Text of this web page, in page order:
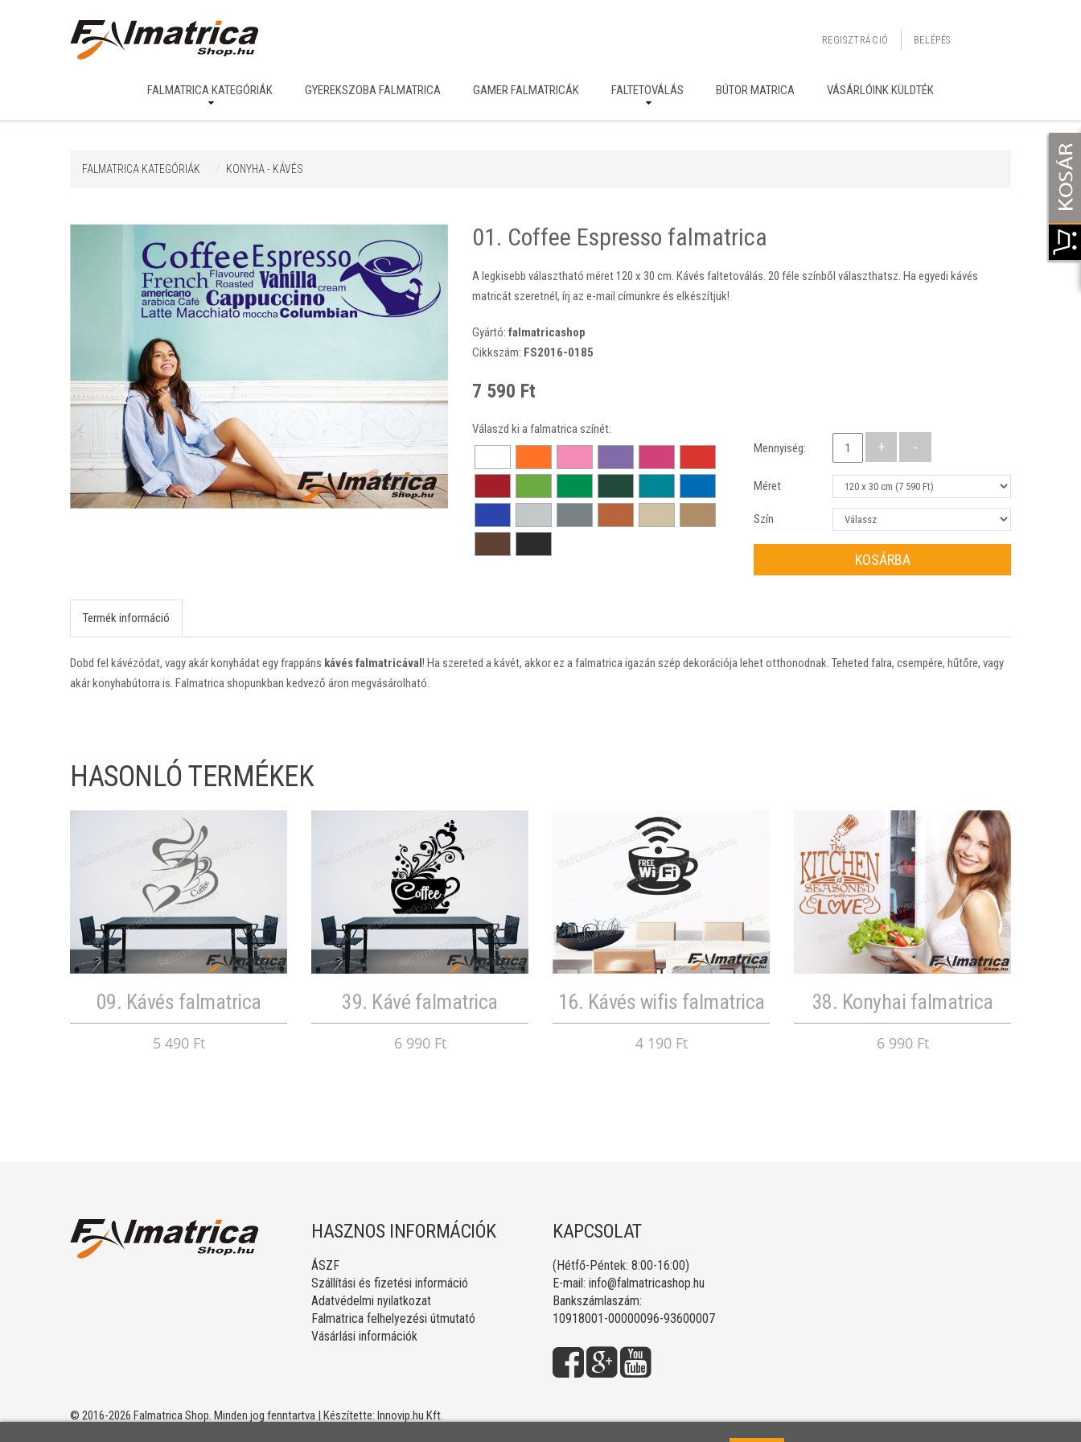
REGISZTRÁCIÓ BELÉPÉS
FALMATRICA KATEGÓRIÁK GYEREKSZOBA FALMATRICA GAMER FALMATRICÁK FALTETOVÁLÁS BÚTOR MATRICA VÁSÁRLÓINK KÜLDTÉK
FALMATRICA KATEGÓRIÁK KONYHA - KÁVÉS
01. Coffee Espresso falmatrica
A legkisebb választható méret 120 x 30 cm. Kávés faltetoválás. 20 féle színből választhatsz. Ha egyedi kávés
matricát szeretnél, írj az e-mail címünkre és elkészítjük!
Gyártó: falmatricashop
Cikkszám: FS2016-0185
7 590 Ft
Válaszd ki a falmatrica színét:
Mennyiség:
Méret
Szín
KOSÁRBA
Termék információ
Dobd fel kávézódat, vagy akár konyhádat egy frappáns kávés falmatricával! Ha szereted a kávét, akkor ez a falmatrica igazán szép dekorációja lehet otthonodnak. Teheted falra, csempére, hűtőre, vagy
akár konyhabútorra is. Falmatrica shopunkban kedvező áron megvásárolható.
HASONLÓ TERMÉKEK
09. Kávés falmatrica
5 490 Ft
39. Kávé falmatrica
6 990 Ft
16. Kávés wifis falmatrica
4 190 Ft
38. Konyhai falmatrica
6 990 Ft
HASZNOS INFORMÁCIÓK
ÁSZF
Szállítási és fizetési információ
Adatvédelmi nyilatkozat
Falmatrica felhelyezési útmutató
Vásárlási információk
KAPCSOLAT
(Hétfő-Péntek: 8:00-16:00)
E-mail: info@falmatricashop.hu
Bankszámlaszám:
10918001-00000096-93600007
© 2016-2026 Falmatrica Shop. Minden jog fenntartva | Készítette: Innovip.hu Kft.